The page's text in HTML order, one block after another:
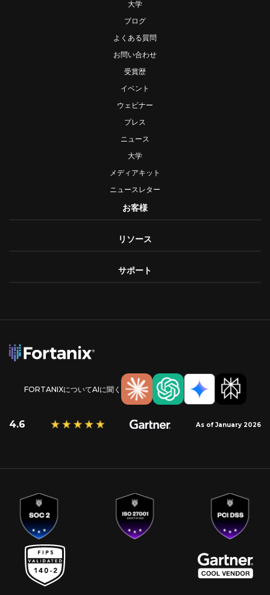
大学
ブログ
よくある質問
お問い合わせ
受賞歴
イベント
ウェビナー
プレス
ニュース
大学
メディアキット
ニュースレター
お客様
リソース
サポート
FORTANIXについてAIに聞く
4.6 As of January 2026